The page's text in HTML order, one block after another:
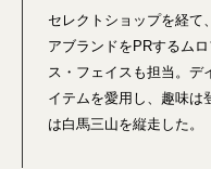
セレクトショップを経て
アブランドをPRするム
ス・フェイスも担当。デ
イテムを愛用し、趣味は
は白馬三山を縦走した。